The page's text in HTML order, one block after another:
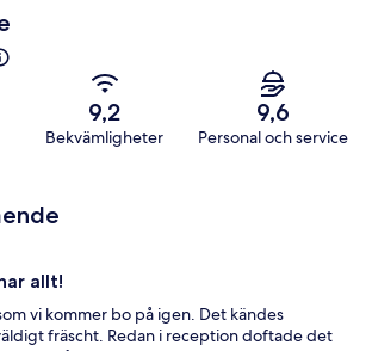
9,2
Bekvämligheter
9,6
Personal och service
allt!
vi kommer bo på igen. Det kändes
fräscht. Redan i reception doftade det